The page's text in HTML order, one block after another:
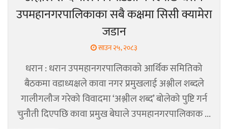
उपमहानगरपालिकाका सबै कक्षमा सिसी क्यामेरा
जडान
साउन २५, २०८३
धरान : धरान उपमहानगरपालिकाको आर्थिक समितिको
बैठकमा वडाध्यक्षले कावा नगर प्रमुखलाई अश्लील शब्दले
गालीगलौज गरेको विवादमा ‘अश्लील शब्द’ बोलेको पुष्टि गर्न
चुनौती दिएपछि कावा प्रमुख बेघाले उपमहानगरपालिकाक ...